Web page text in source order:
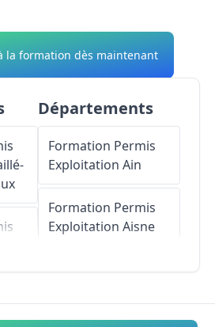
la formation dès maintenant
Départements
Formation Permis
Exploitation Ain
Formation Permis
Exploitation Aisne
Formation Permis